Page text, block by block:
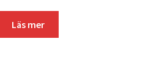
Läs mer